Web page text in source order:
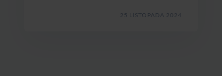
25 LISTOPADA 2024